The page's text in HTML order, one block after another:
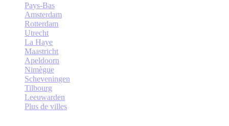
Pays-Bas
Amsterdam
Rotterdam
Utrecht
La Haye
Maastricht
Apeldoorn
Nimègue
Scheveningen
Tilbourg
Leeuwarden
Plus de villes